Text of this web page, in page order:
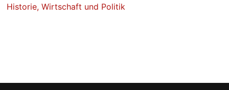
Historie, Wirtschaft und Politik